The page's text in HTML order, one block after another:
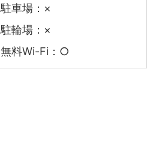
駐車場：×
駐輪場：×
無料Wi-Fi：○